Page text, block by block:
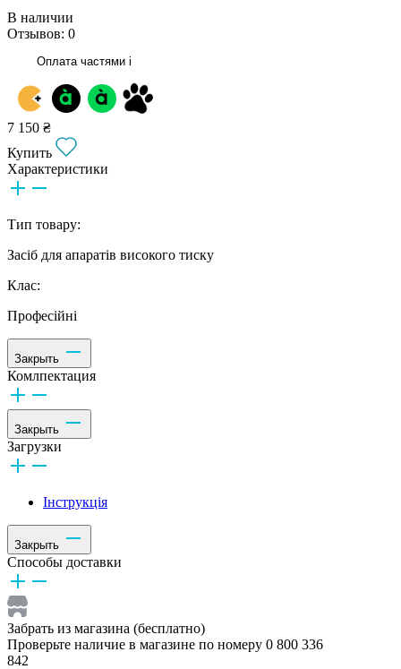
В наличии
Отзывов: 0
Оплата частями i
7 150 ₴
Купить
Характеристики
Тип товару:
Засіб для апаратів високого тиску
Клас:
Професійні
Закрыть
Комлпектация
Закрыть
Загрузки
Інструкція
Закрыть
Способы доставки
Забрать из магазина (бесплатно)
Проверьте наличие в магазине по номеру 0 800 336
842